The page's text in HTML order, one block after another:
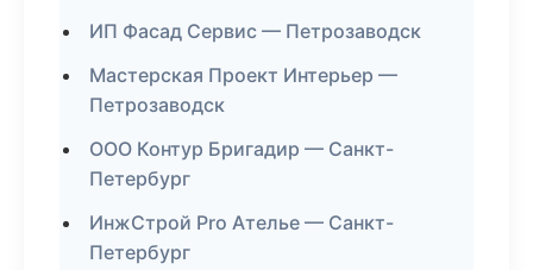
ИП Фасад Сервис — Петрозаводск
Мастерская Проект Интерьер —
Петрозаводск
ООО Контур Бригадир — Санкт-
Петербург
ИнжСтрой Pro Ателье — Санкт-
Петербург